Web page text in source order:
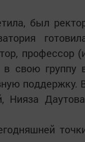
был
профессор
свою группу
поддержку.
Нияза